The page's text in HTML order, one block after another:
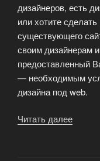
дизайнеров, есть
или хотите
существующего
своим дизайнерам
предоставленный
— необходимым
дизайна под web.
Читать далее